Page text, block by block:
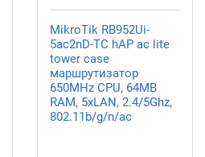
MikroTik RB952Ui-
5ac2nD-TC hAP ac lite
tower case
маршрутизатор
650MHz CPU, 64MB
RAM, 5xLAN, 2.4/5Ghz,
802.11b/g/n/ac